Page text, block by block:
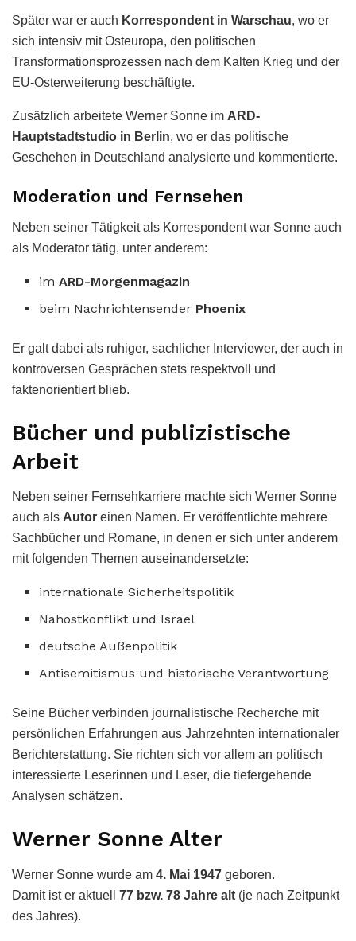
Später war er auch Korrespondent in Warschau, wo er
sich intensiv mit Osteuropa, den politischen
Transformationsprozessen nach dem Kalten Krieg und der
EU-Osterweiterung beschäftigte.
Zusätzlich arbeitete Werner Sonne im ARD-
Hauptstadtstudio in Berlin, wo er das politische
Geschehen in Deutschland analysierte und kommentierte.
Moderation und Fernsehen
Neben seiner Tätigkeit als Korrespondent war Sonne auch
als Moderator tätig, unter anderem:
imARD-Morgenmagazin
beim Nachrichtensender Phoenix
Er galt dabei als ruhiger, sachlicher Interviewer, der auch in
kontroversen Gesprächen stets respektvoll und
faktenorientiert blieb.
Bücher und publizistische
Arbeit
Neben seiner Fernsehkarriere machte sich Werner Sonne
auch als Autor einen Namen. Er veröffentlichte mehrere
Sachbücher und Romane, in denen er sich unter anderem
mit folgenden Themen auseinandersetzte:
internationale Sicherheitspolitik
Nahostkonflikt und Israel
deutsche Außenpolitik
Antisemitismus und historische Verantwortung
Seine Bücher verbinden journalistische Recherche mit
persönlichen Erfahrungen aus Jahrzehnten internationaler
Berichterstattung. Sie richten sich vor allem an politisch
interessierte Leserinnen und Leser, die tiefergehende
Analysen schätzen.
Werner Sonne Alter
Werner Sonne wurde am 4. Mai 1947 geboren.
Damit ist er aktuell 77 bzw. 78 Jahre alt (je nach Zeitpunkt
des Jahres).